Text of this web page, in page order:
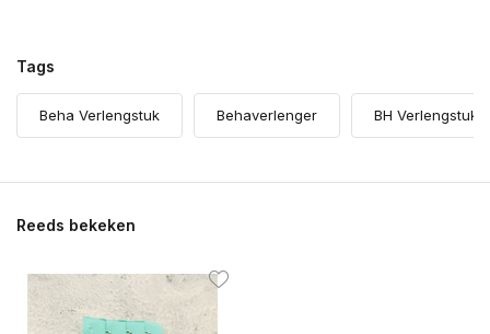
Tags
Beha Verlengstuk Behaverlenger BH Verlengstuk
Reeds bekeken